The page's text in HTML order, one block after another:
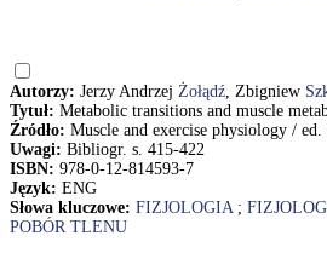
Autorzy: Jerzy Andrzej Żołądź, Zbigniew
Tytuł: Metabolic transitions and muscle
Źródło: Muscle and exercise physiology /
Uwagi: Bibliogr. s. 415-422
ISBN: 978-0-12-814593-7
Język: ENG
Słowa kluczowe: FIZJOLOGIA;
POBÓR TLENU